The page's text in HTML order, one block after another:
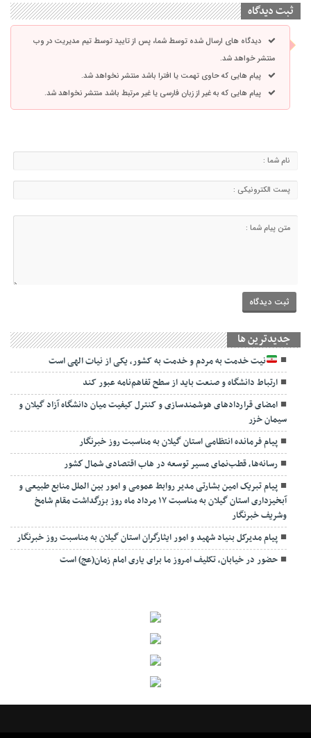
ثبت دیدگاه
دیدگاه های ارسال شده توسط شما، پس از تایید توسط تیم مدیریت در وب
منتشر خواهد شد.
پیام هایی که حاوی تهمت یا افترا باشد منتشر نخواهد شد.
پیام هایی که به غیر از زبان فارسی یا غیر مرتبط باشد منتشر نخواهد شد.
جديدترين ها
نیت خدمت به مردم و خدمت به کشور، یکی از نیات الهی است
ارتباط دانشگاه و صنعت باید از سطح تفاهم‌نامه عبور کند
امضای قراردادهای هوشمندسازی و کنترل کیفیت میان دانشگاه آزاد گیلان و
سیمان خزر
پیام فرمانده انتظامی استان گیلان به مناسبت روز خبرنگار
رسانه‌ها، قطب‌نمای مسیر توسعه در هاب اقتصادی شمال كشور
پیام تبریک امین بشارتی مدیر روابط عمومی و امور بین الملل منابع طبیعی و
آبخیزداری استان گیلان به مناسبت ۱۷ مرداد ماه روز بزرگداشت مقام شامخ
وشریف خبرنگار
پیام مدیرکل بنیاد شهید و امور ایثارگران استان گیلان به مناسبت روز خبرنگار
حضور در خیابان، تکلیف امروز ما برای یاری امام زمان(عج) است